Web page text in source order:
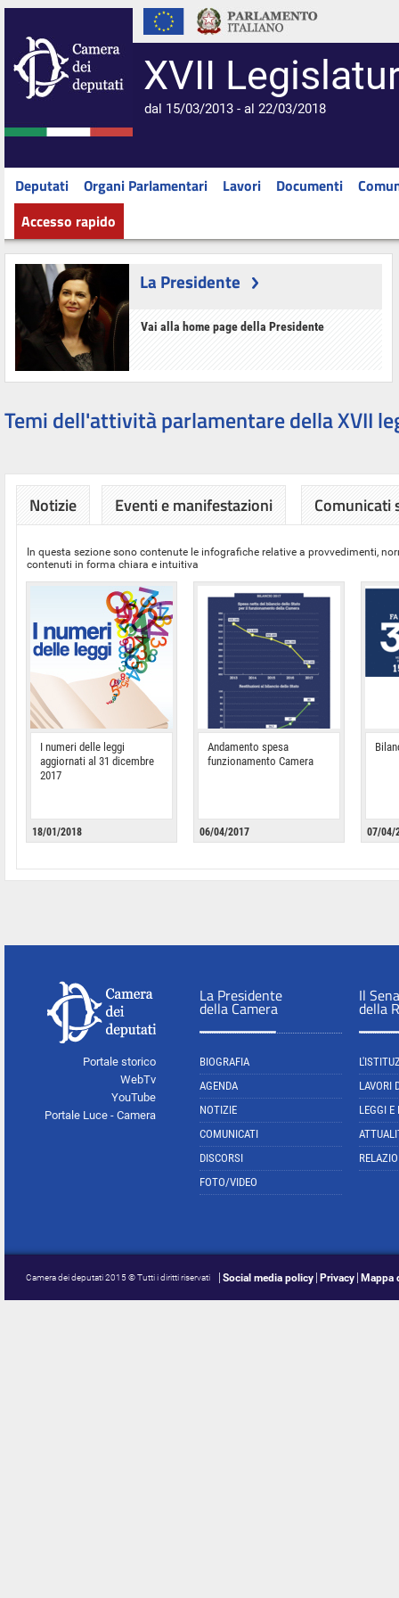
XVII
dal 15/03/2013 - al 22/03/2018
Deputati Organi Parlamentari Lavori Documenti
Accesso rapido
La Presidente
Vai alla home page della Presidente
Temi dell'attività parlamentare della XVII
Notizie Eventi e manifestazioni Comunicati
In questa sezione sono contenute le infografiche relative a provvedimenti,
contenuti in forma chiara e intuitiva
I numeri delle leggi
aggiornati al 31 dicembre
2017
18/01/2018
Andamento spesa
funzionamento Camera
06/04/2017 07/04/
Portale storico
WebTv
YouTube
Portale Luce - Camera
La Presidente
della Camera
BIOGRAFIA
AGENDA
NOTIZIE
COMUNICATI
DISCORSI
FOTO/VIDEO
Il
della
LAVORI
LEGGI E
Camera dei deputati 2015 © Tutti i diritti riservati Social media policy Privacy Mappa